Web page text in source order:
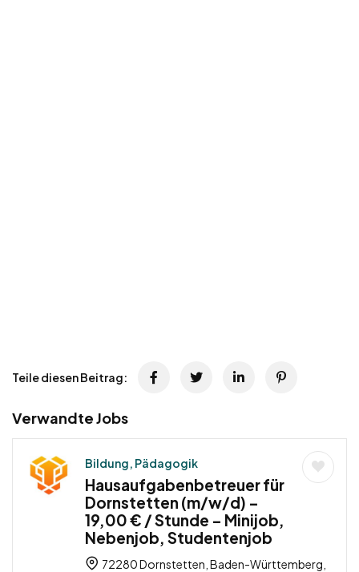
Teile diesen Beitrag:
Verwandte Jobs
Bildung, Pädagogik
Hausaufgabenbetreuer für
Dornstetten (m/w/d) –
19,00 € / Stunde – Minijob,
Nebenjob, Studentenjob
72280 Dornstetten, Baden-Württemberg,